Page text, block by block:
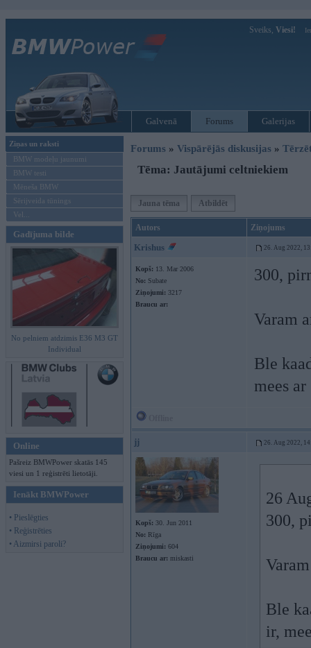
Sveiks, Viesi!
Galvenā Forums Galerijas
Ziņas un raksti
BMW modeļu jaunumi
BMW testi
Mēneša BMW
Sērijveida tūnings
Vel...
Gadījuma bilde
No pelniem atdzimis E36 M3 GT
Individual
Online
Pašreiz BMWPower skatās 145
viesi un 1 reģistrēti lietotāji.
Ienākt BMWPower
• Pieslēgties
• Reģistrēties
• Aizmirsi paroli?
Forums » Vispārējās diskusijas »
Tēma: Jautājumi celtniekiem
Jauna tēma Atbildēt
Autors Ziņojums
Krishus 26. Aug 2022,
Kopš: 13. Mar 2006
No: Subate
Ziņojumi: 3217
Braucu ar:
300,
Varam
Ble
mees
jj 26. Aug 2022,
Kopš: 30. Jun 2011
No: Rīga
Ziņojumi: 604
Braucu ar: miskasti
26
300,
Ble
ir,